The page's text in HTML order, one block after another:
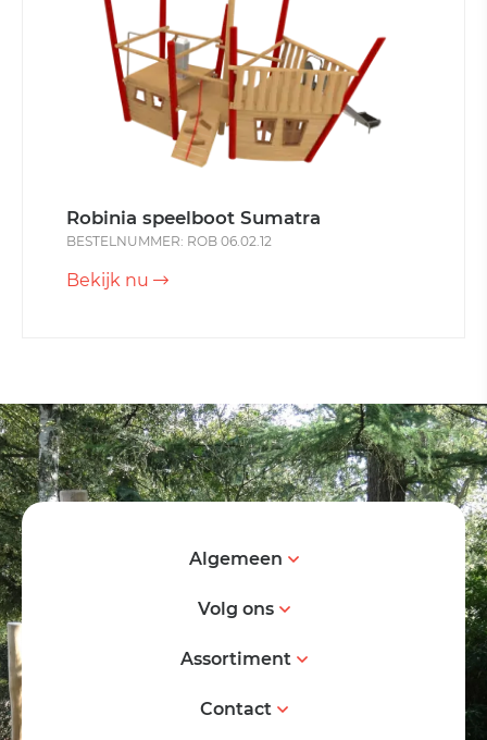
Robinia speelboot Sumatra
BESTELNUMMER: ROB 06.02.12
Bekijk nu
Algemeen
Volg ons
Assortiment
Contact